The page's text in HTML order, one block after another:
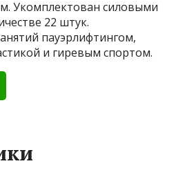
Укомплектован силовыми
22 штук.
пауэрлифтингом,
и гиревым спортом.